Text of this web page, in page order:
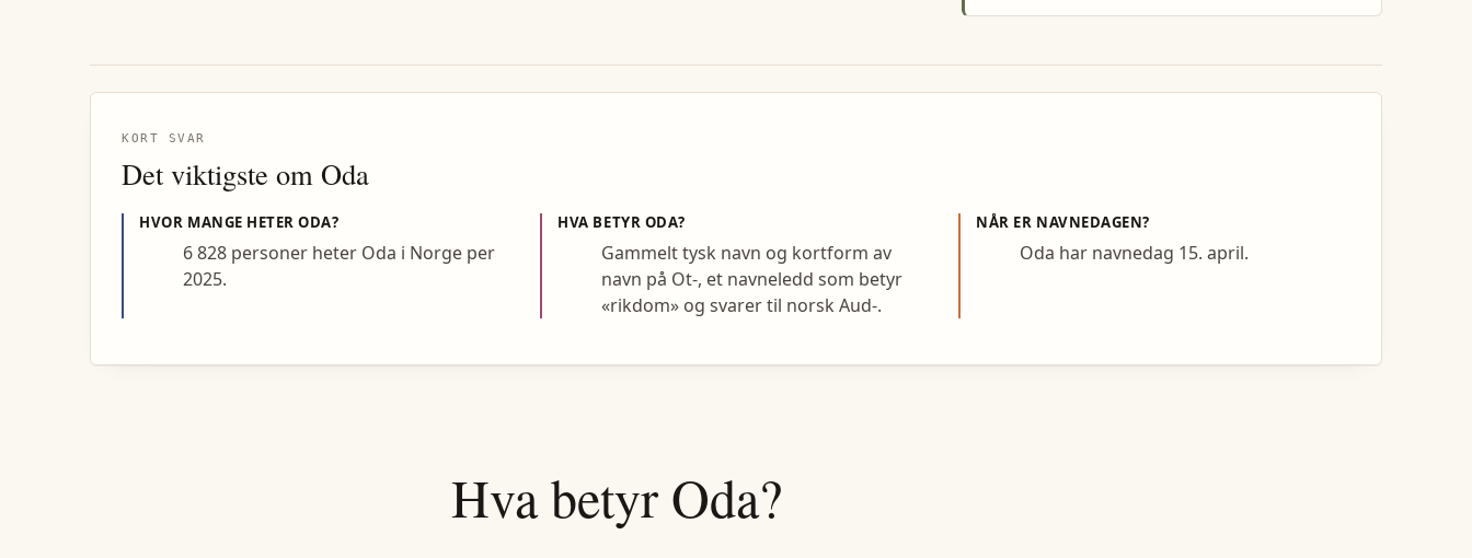
KORT SVAR
Det viktigste om Oda
HVOR MANGE HETERODA?
6 828 personer heter Oda i Norge per
2025.
HVA BETYR ODA?
Gammelt tysk navn og kortform av
navn på Ot-, et navneledd som betyr
«rikdom» og svarer til norsk Aud-.
NÅR ER NAVNEDAGEN?
Oda har navnedag 15. april.
Hva betyr Oda?